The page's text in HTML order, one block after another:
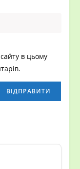
в цьому